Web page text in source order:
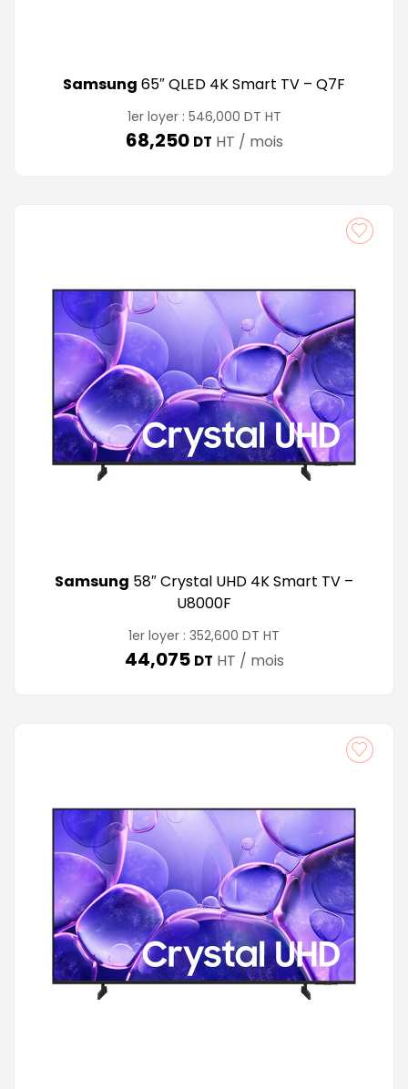
Samsung 65″ QLED 4K Smart TV – Q7F
1er loyer : 546,000 DT HT
68,250 DT HT / mois
Samsung 58″ Crystal UHD 4K Smart TV –
U8000F
1er loyer : 352,600 DT HT
44,075 DT HT / mois